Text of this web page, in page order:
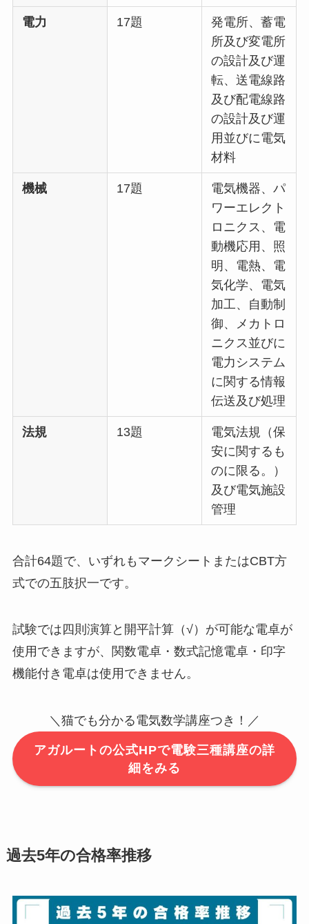
電力 17題
発電所、蓄電
所及び変電所
の設計及び運
転、送電線路
及び配電線路
の設計及び運
用並びに電気
材料
機械 17題
電気機器、パ
ワーエレクト
ロニクス、電
動機応用、照
明、電熱、電
気化学、電気
加工、自動制
御、メカトロ
ニクス並びに
電力システム
に関する情報
伝送及び処理
法規 13題
電気法規（保
安に関するも
のに限る。）
及び電気施設
管理
合計64題で、いずれもマークシートまたはCBT方
式での五肢択一です。
試験では四則演算と開平計算（√）が可能な電卓が
使用できますが、関数電卓・数式記憶電卓・印字
機能付き電卓は使用できません。
＼猫でも分かる電気数学講座つき！／
アガルートの公式HPで電験三種講座の詳
細をみる
過去5年の合格率推移